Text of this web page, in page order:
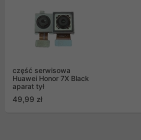
część serwisowa
Huawei Honor 7X Black
aparat tył
49,99 zł